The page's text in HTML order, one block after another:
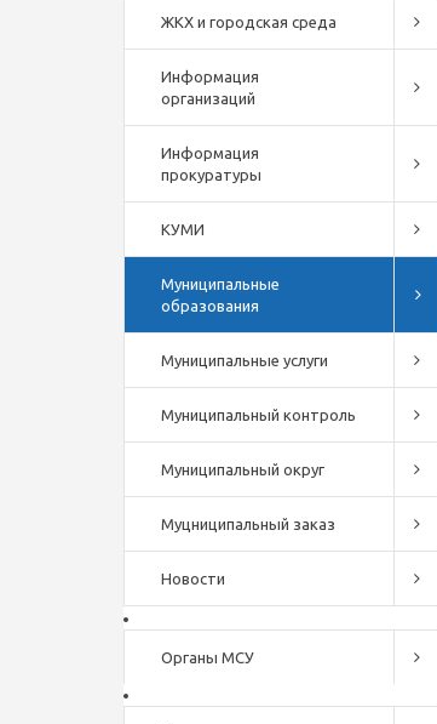
ЖКХ и городская среда
Информация
организаций
Информация
прокуратуры
КУМИ
Муниципальные
образования
Муниципальные услуги
Муниципальный контроль
Муниципальный округ
Муцниципальный заказ
Новости
Органы МСУ